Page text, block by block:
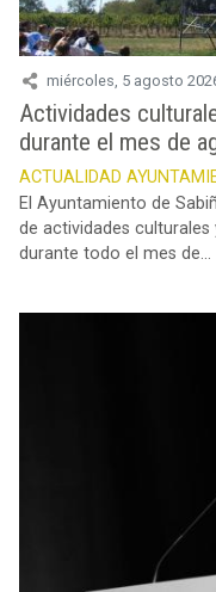
miércoles, 5 agosto
Actividades
durante el mes de
ACTUALIDAD
El Ayuntamiento de
de actividades
durante todo el mes de...